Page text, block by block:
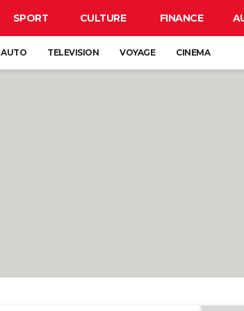
SPORT CULTURE FINANCE
AUTO TELEVISION VOYAGE CINEMA